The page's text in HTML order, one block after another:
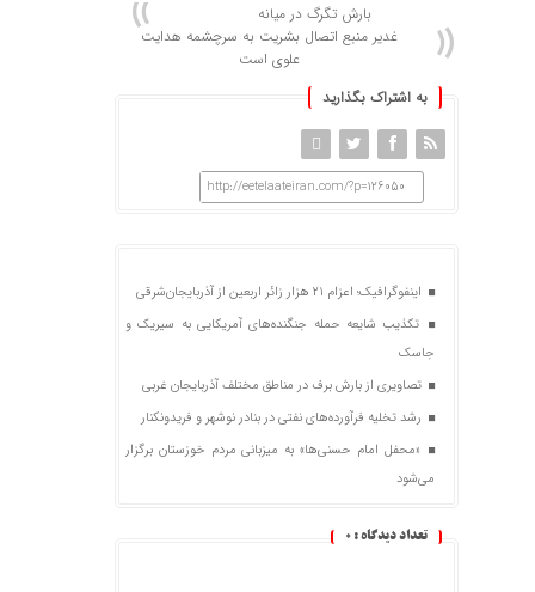
بارش تگرگ در میانه
غدیر منبع اتصال بشریت به سرچشمه هدایت
علوی است
به اشتراک بگذارید
http://eetelaateiran.com/?p=126050
اینفوگرافیک؛ اعزام ۲۱ هزار زائر اربعین از آذربایجان‌شرقی
تکذیب شایعه حمله جنگنده‌های آمریکایی به سیریک و
جاسک
تصاویری از بارش برف در مناطق مختلف آذربایجان غربی
رشد تخلیه فرآورده‌های نفتی در بنادر نوشهر و فریدونکنار
«محفل امام حسنی‌ها» به میزبانی مردم خوزستان برگزار
می‌شود
تعداد دیدگاه : 0